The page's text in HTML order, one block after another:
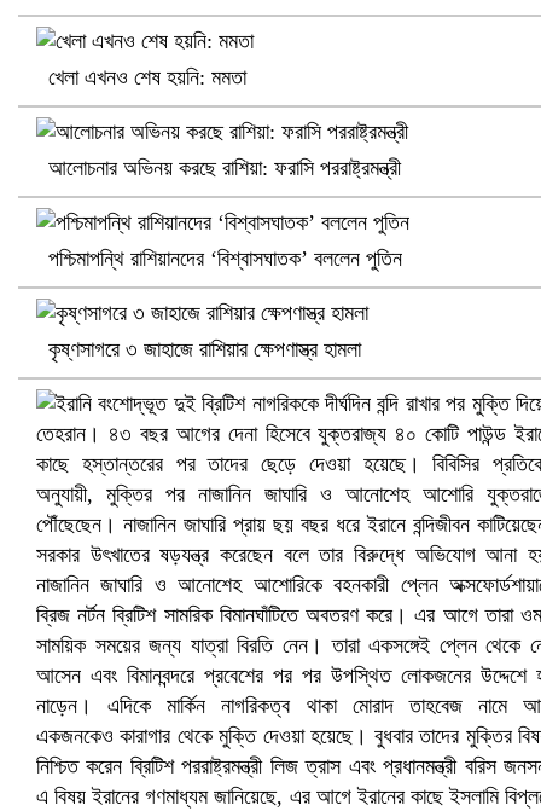
নানা সংকটে রিক্রুটিং এজেন্সি, হুমকির মুখে শ্রম রপ্তানি
খুলনায় বিএনপি অফিসে গুলি-বোমা হামলা, নিহত ১
প্রোটিয়াদের হারিয়ে বিশ্বকাপের শিরোপা ঘরে তুলল ভারত
খেলা এখনও শেষ হয়নি: মমতা
আলোচনার অভিনয় করছে রাশিয়া: ফরাসি পররাষ্ট্রমন্ত্রী
পশ্চিমাপন্থি রাশিয়ানদের ‘বিশ্বাসঘাতক’ বললেন পুতিন
কৃষ্ণসাগরে ৩ জাহাজে রাশিয়ার ক্ষেপণাস্ত্র হামলা